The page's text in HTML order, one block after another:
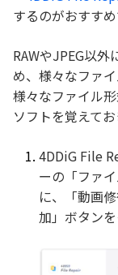
するのがおすすめ
RAWやJPEG以
め、様々なファ
様々なファイル
ソフトを覚えてお
4DDiG File
ーの「ファ
に、「動画
加」ボタンを